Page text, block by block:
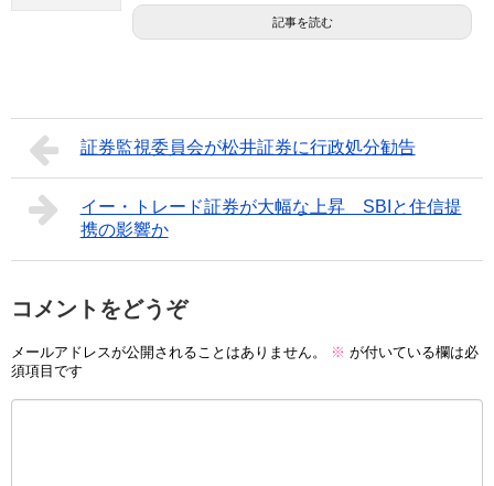
記事を読む
証券監視委員会が松井証券に行政処分勧告
イー・トレード証券が大幅な上昇 SBIと住信提
携の影響か
コメントをどうぞ
メールアドレスが公開されることはありません。 ※ が付いている欄は必
須項目です